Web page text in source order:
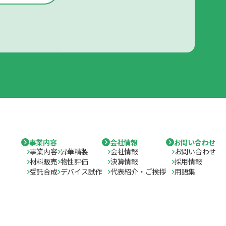
事業内容
事業内容
材料販売
受託合成
昇華精製
物性評価
デバイス試作
会社情報
会社情報
決算情報
代表紹介・ご挨拶
お問い合わせ
お問い合わせ
採用情報
用語集